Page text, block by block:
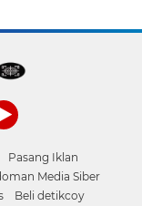
Pasang Iklan
Media Siber
Beli detikcoy